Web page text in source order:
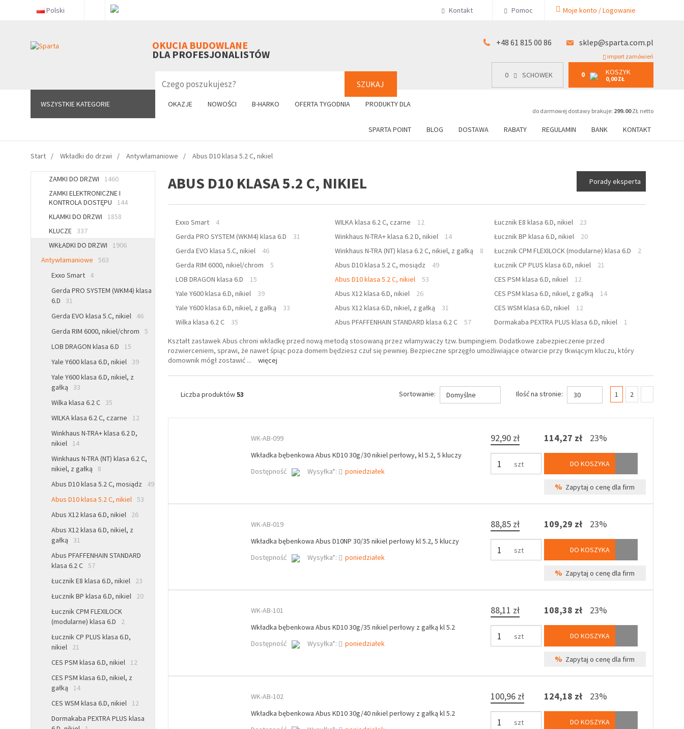
Polski Kontakt Pomoc Moje konto / Logowanie
OKUCIA BUDOWLANE
DLA PROFESJONALISTÓW
SZUKAJ
+48 61 815 00 86 sklep@sparta.com.pl
import zamówień
0 SCHOWEK 0 KOSZYK
0,00 ZŁ
do darmowej dostawy brakuje: 299.00ZŁ netto
WSZYSTKIE KATEGORIE OKAZJE NOWOŚCI B-HARKO OFERTA TYGODNIA PRODUKTY DLA
SPARTA POINT BLOG DOSTAWA RABATY REGULAMIN BANK KONTAKT
WSZYSTKIE KATEGORIE 0 SCHOWEK 0 KOSZYK
0,00 ZŁ
+48 61 815 00 86
Start Wkładki do drzwi Antywłamaniowe Abus D10 klasa 5.2 C, nikiel
ZAMKI DO DRZWI
1460
ZAMKI ELEKTRONICZNE I
KONTROLA DOSTĘPU
144
KLAMKI DO DRZWI
1858
KLUCZE
337
WKŁADKI DO DRZWI
1906
Antywłamaniowe
563
Exxo Smart
4
Gerda PRO SYSTEM (WKM4) klasa
6.D
31
Gerda EVO klasa 5.C, nikiel
46
Gerda RIM 6000, nikiel/chrom
5
LOB DRAGON klasa 6.D
15
Yale Y600 klasa 6.D, nikiel
39
Yale Y600 klasa 6.D, nikiel, z
gałką
33
Wilka klasa 6.2 C
35
WILKA klasa 6.2 C, czarne
12
Winkhaus N-TRA+ klasa 6.2 D,
nikiel
14
Winkhaus N-TRA (NT) klasa 6.2 C,
nikiel, z gałką
8
Abus D10 klasa 5.2 C, mosiądz
49
Abus D10 klasa 5.2 C, nikiel 53
Abus X12 klasa 6.D, nikiel
26
Abus X12 klasa 6.D, nikiel, z
gałką
31
Abus PFAFFENHAIN STANDARD
klasa 6.2 C 57
Łucznik E8 klasa 6.D, nikiel
23
Łucznik BP klasa 6.D, nikiel
20
Łucznik CPM FLEXILOCK
(modularne) klasa 6.D
2
Łucznik CP PLUS klasa 6.D,
nikiel
21
CES PSM klasa 6.D, nikiel
12
CES PSM klasa 6.D, nikiel, z
gałką
14
CES WSM klasa 6.D, nikiel
12
Dormakaba PEXTRA PLUS klasa
ABUS D10 KLASA 5.2 C, NIKIEL Porady eksperta
Exxo Smart
4
Gerda PRO SYSTEM (WKM4) klasa 6.D
31
Gerda EVO klasa 5.C, nikiel
46
Gerda RIM 6000, nikiel/chrom
5
LOB DRAGON klasa 6.D
15
Yale Y600 klasa 6.D, nikiel
39
Yale Y600 klasa 6.D, nikiel, z gałką
33
Wilka klasa 6.2 C
35
WILKA klasa 6.2 C, czarne
12
Winkhaus N-TRA+ klasa 6.2 D, nikiel
14
Winkhaus N-TRA (NT) klasa 6.2 C, nikiel, z gałką
8
Abus D10 klasa 5.2 C, mosiądz
49
Abus D10 klasa 5.2 C, nikiel
53
Abus X12 klasa 6.D, nikiel
26
Abus X12 klasa 6.D, nikiel, z gałką
31
Abus PFAFFENHAIN STANDARD klasa 6.2 C
57
Łucznik E8 klasa 6.D, nikiel
23
Łucznik BP klasa 6.D, nikiel
20
Łucznik CPM FLEXILOCK (modularne) klasa 6.D
2
Łucznik CP PLUS klasa 6.D, nikiel
21
CES PSM klasa 6.D, nikiel
12
CES PSM klasa 6.D, nikiel, z gałką
14
CES WSM klasa 6.D, nikiel
12
Dormakaba PEXTRA PLUS klasa 6.D, nikiel
1
Kształt zastawek Abus chroni wkładkę przed nową metodą stosowaną przez włamywaczy tzw. bumpingiem. Dodatkowe zabezpieczenie przed
rozwierceniem, sprawi, że nawet śpiąc poza domem będziesz czuł się pewniej. Bezpieczne sprzęgło umożliwiające otwarcie przy tkwiącym kluczu, który
domownik mógł zostawić ... więcej
Liczba produktów53 Sortowanie: Domyślne Ilość na stronie: 30 1 (current)
2
WK-AB-099
Wkładka bębenkowa Abus KD10 30g/30 nikiel perłowy, kl 5.2, 5 kluczy
Dostępność
Wysyłka*: poniedziałek
92,90 zł
szt
114,27 zł 23%
DO KOSZYKA
% Zapytaj o cenę dla firm
WK-AB-019
Wkładka bębenkowa Abus D10NP 30/35 nikiel perłowy kl 5.2, 5 kluczy
Dostępność
Wysyłka*: poniedziałek
88,85 zł
szt
109,29 zł 23%
DO KOSZYKA
% Zapytaj o cenę dla firm
WK-AB-101
Wkładka bębenkowa Abus KD10 30g/35 nikiel perłowy z gałką kl 5.2
Dostępność
Wysyłka*: poniedziałek
88,11 zł
szt
108,38 zł 23%
DO KOSZYKA
% Zapytaj o cenę dla firm
WK-AB-102
Wkładka bębenkowa Abus KD10 30g/40 nikiel perłowy z gałką kl 5.2
100,96 zł
szt
124,18 zł 23%
DO KOSZYKA